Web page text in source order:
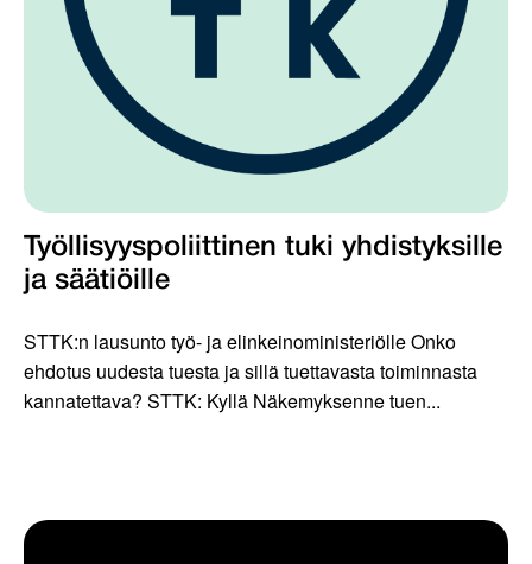
Työllisyyspoliittinen tuki yhdistyksille
ja säätiöille
STTK:n lausunto työ- ja elinkeinoministeriölle Onko
ehdotus uudesta tuesta ja sillä tuettavasta toiminnasta
kannatettava? STTK: Kyllä Näkemyksenne tuen...